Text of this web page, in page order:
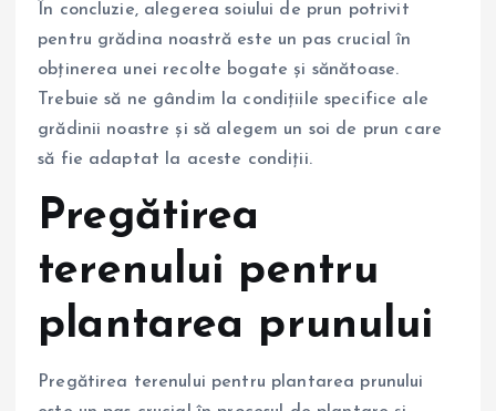
În concluzie, alegerea soiului de prun potrivit
pentru grădina noastră este un pas crucial în
obținerea unei recolte bogate și sănătoase.
Trebuie să ne gândim la condițiile specifice ale
grădinii noastre și să alegem un soi de prun care
să fie adaptat la aceste condiții.
Pregătirea
terenului pentru
plantarea prunului
Pregătirea terenului pentru plantarea prunului